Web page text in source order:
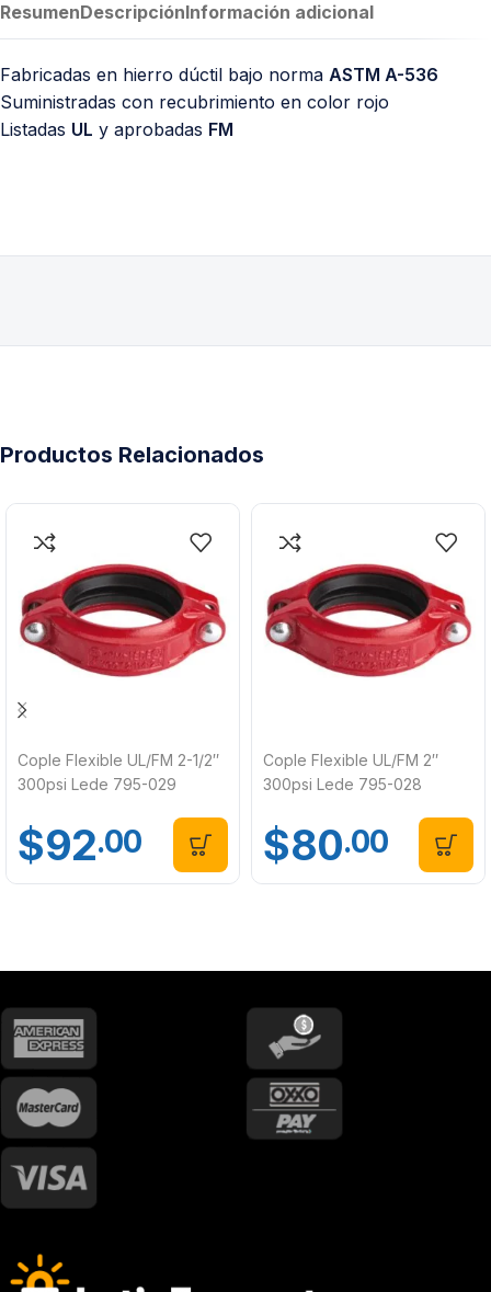
ResumenDescripciónInformación adicional
Fabricadas en hierro dúctil bajo norma ASTM A-536
Suministradas con recubrimiento en color rojo
Listadas UL y aprobadas FM
Productos Relacionados
Cople Flexible UL/FM 2-1/2″
300psi Lede 795-029
$92.00
Cople Flexible UL/FM 2″
300psi Lede 795-028
$80.00